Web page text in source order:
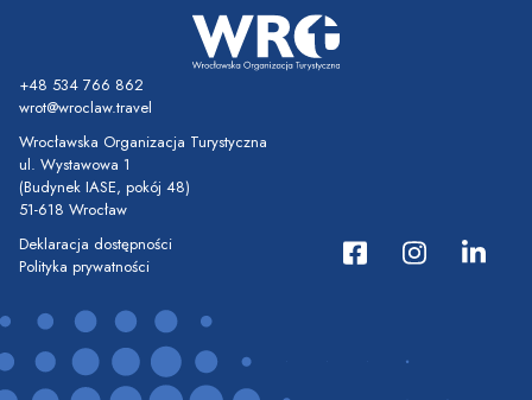
+48 534 766 862
wrot@wroclaw.travel
Wrocławska Organizacja Turystyczna
ul. Wystawowa 1
(Budynek IASE, pokój 48)
51-618 Wrocław
Deklaracja dostępności
Polityka prywatności